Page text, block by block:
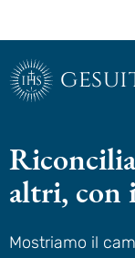
contenuto
principale
Gesuiti
altri, con
Mostriamo il